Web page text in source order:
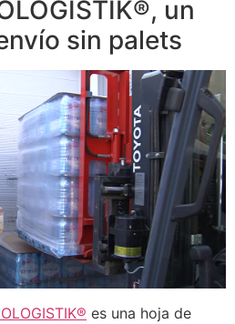
un
sin palets
es una hoja de